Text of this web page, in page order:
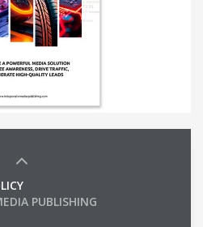
PUBLISHING